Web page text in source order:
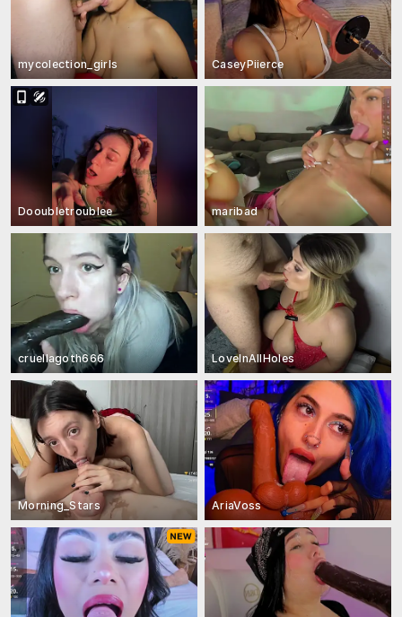
mycolection_girls CaseyPiierce
Dooubletroublee maribad
cruellagoth666 LoveInAllHoles
Morning_Stars AriaVoss